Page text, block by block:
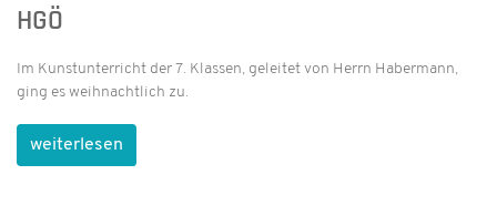
GÖ
Im Kunstunterricht der 7. Klassen, geleitet von Herrn Habermann,
ging es weihnachtlich zu.
weiterlesen